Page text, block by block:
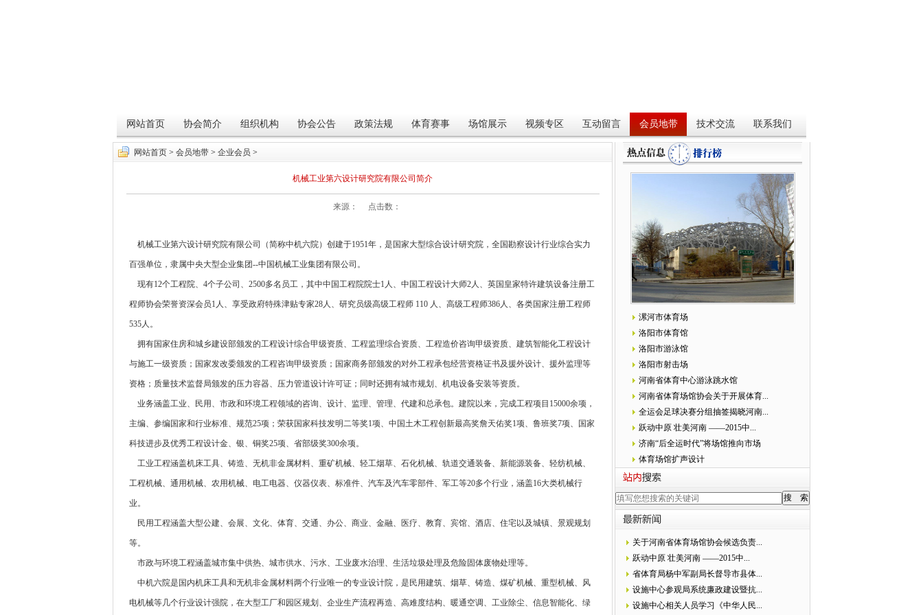
网站首页 协会简介 组织机构 协会公告 政策法规 体育赛事 场馆展示 视频专区 互动留言 会员地带 技术交流 联系我们
网站首页 > 会员地带 > 企业会员 >
机械工业第六设计研究院有限公司简介
来源： 点击数：
机械工业第六设计研究院有限公司（简称中机六院）创建于1951年，是国家大型综合设计研究院，全国勘察设计行业综合实力
百强单位，隶属中央大型企业集团--中国机械工业集团有限公司。
现有12个工程院、4个子公司、2500多名员工，其中中国工程院院士1人、中国工程设计大师2人、英国皇家特许建筑设备注册工
程师协会荣誉资深会员1人、享受政府特殊津贴专家28人、研究员级高级工程师 110 人、高级工程师386人、各类国家注册工程师
535人。
拥有国家住房和城乡建设部颁发的工程设计综合甲级资质、工程监理综合资质、工程造价咨询甲级资质、建筑智能化工程设计
与施工一级资质；国家发改委颁发的工程咨询甲级资质；国家商务部颁发的对外工程承包经营资格证书及援外设计、援外监理等
资格；质量技术监督局颁发的压力容器、压力管道设计许可证；同时还拥有城市规划、机电设备安装等资质。
业务涵盖工业、民用、市政和环境工程领域的咨询、设计、监理、管理、代建和总承包。建院以来，完成工程项目15000余项，
主编、参编国家和行业标准、规范25项；荣获国家科技发明二等奖1项、中国土木工程创新最高奖詹天佑奖1项、鲁班奖7项、国家
科技进步及优秀工程设计金、银、铜奖25项、省部级奖300余项。
工业工程涵盖机床工具、铸造、无机非金属材料、重矿机械、轻工烟草、石化机械、轨道交通装备、新能源装备、轻纺机械、
工程机械、通用机械、农用机械、电工电器、仪器仪表、标准件、汽车及汽车零部件、军工等20多个行业，涵盖16大类机械行
业。
民用工程涵盖大型公建、会展、文化、体育、交通、办公、商业、金融、医疗、教育、宾馆、酒店、住宅以及城镇、景观规划
等。
市政与环境工程涵盖城市集中供热、城市供水、污水、工业废水治理、生活垃圾处理及危险固体废物处理等。
中机六院是国内机床工具和无机非金属材料两个行业唯一的专业设计院，是民用建筑、烟草、铸造、煤矿机械、重型机械、风
电机械等几个行业设计强院，在大型工厂和园区规划、企业生产流程再造、高难度结构、暖通空调、工业除尘、信息智能化、绿
漯河市体育场
洛阳市体育馆
洛阳市游泳馆
洛阳市射击场
河南省体育中心游泳跳水馆
河南省体育场馆协会关于开展体育...
全运会足球决赛分组抽签揭晓河南...
跃动中原 壮美河南 ——2015中...
济南“后全运时代”将场馆推向市场
体育场馆扩声设计
关于河南省体育场馆协会候选负责...
跃动中原 壮美河南 ——2015中...
省体育局杨中军副局长督导市县体...
设施中心参观局系统廉政建设暨抗...
设施中心相关人员学习《中华人民...